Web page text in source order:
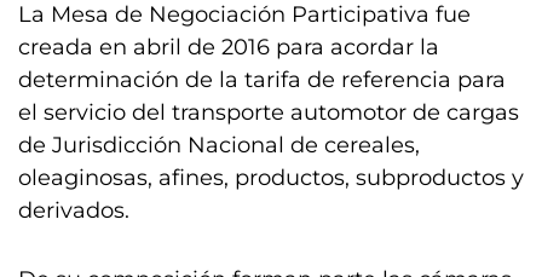
La Mesa de Negociación Participativa fue
creada en abril de 2016 para acordar la
determinación de la tarifa de referencia para
el servicio del transporte automotor de cargas
de Jurisdicción Nacional de cereales,
oleaginosas, afines, productos, subproductos y
derivados.